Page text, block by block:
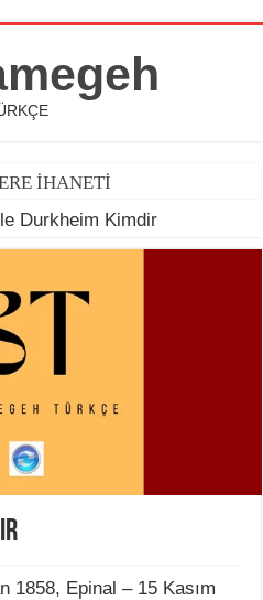
İHANETİ
Durkheim Kimdir
1858, Epinal – 15 Kasım